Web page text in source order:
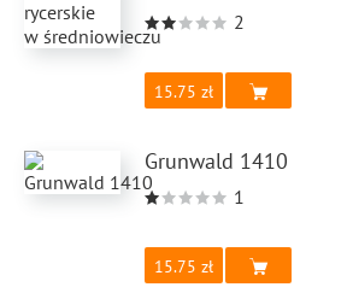
2
15.75
Grunwald 1410
1
15.75